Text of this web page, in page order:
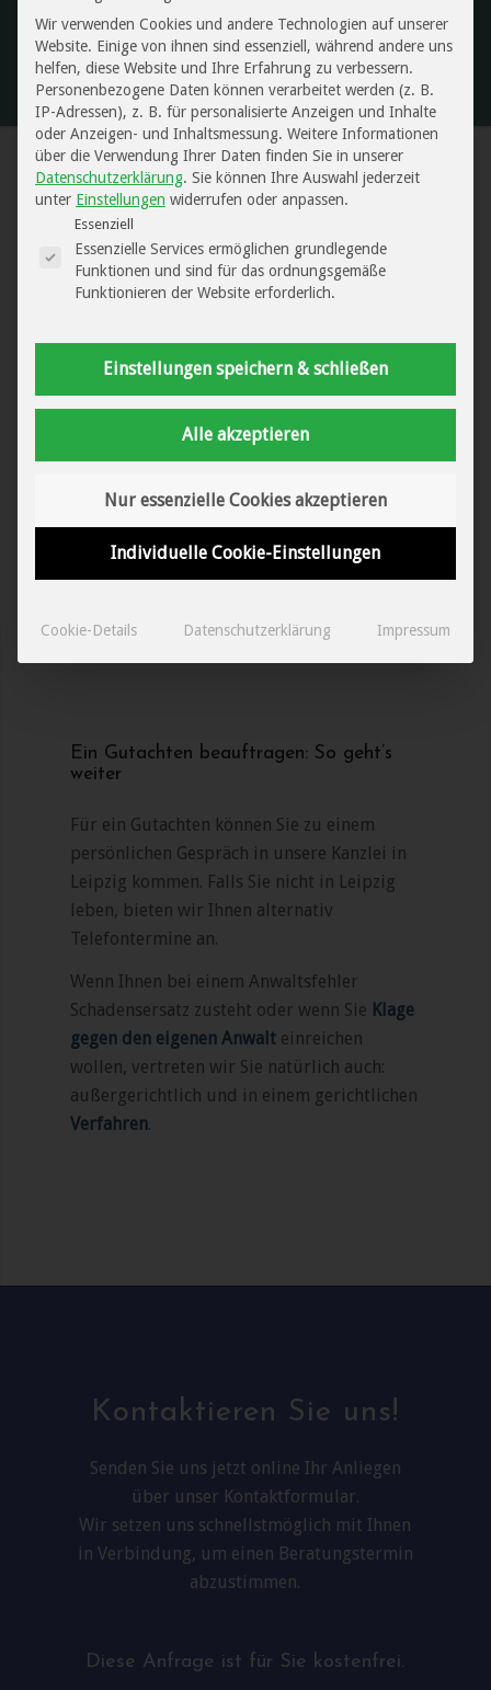
Gesprächstermin vereinbaren
Welche Kosten kommen auf Sie zu?
Sie wollen es genau wissen: ob Ihnen
gegen den eigenen Anwalt einreichen
können. Dann fragen Sie sich natürlich auch,
was wir für ein Gutachten berechnen
Aufwand und auf den Umfang der zu
prüfenden Unterlagen. Grit Lehmann
informiert Sie über die möglichen Kosten.
welchem Honorar Sie rechnen sollten.
Ein Gutachten beauftragen: So geht’s
weiter
Für ein Gutachten können Sie zu einem
persönlichen Gespräch in unsere Kanzlei in
Leipzig kommen. Falls Sie nicht in Leipzig
leben, bieten wir Ihnen alternativ
Telefontermine an.
Wenn Ihnen bei einem Anwaltsfehler
Schadensersatz zusteht oder wenn Sie Klage
gegen den eigenen Anwalteinreichen
wollen, vertreten wir Sie natürlich auch:
außergerichtlich und in einem gerichtlichen
Verfahren.
Kontaktieren Sie uns!
Senden Sie uns jetzt online Ihr Anliegen
über unser Kontaktformular.
Wir setzen uns schnellstmöglich mit Ihnen
in Verbindung, um einen Beratungstermin
abzustimmen.
Diese Anfrage ist für Sie kostenfrei.
Wir verwenden Cookies und andere Technologien auf unserer
Website. Einige von ihnen sind essenziell, während andere uns
helfen, diese Website und Ihre Erfahrung zu verbessern.
Personenbezogene Daten können verarbeitet werden (z. B.
IP-Adressen), z. B. für personalisierte Anzeigen und Inhalte
oder Anzeigen- und Inhaltsmessung. Weitere Informationen
über die Verwendung Ihrer Daten finden Sie in unserer
Datenschutzerklärung. Sie können Ihre Auswahl jederzeit
unter Einstellungen widerrufen oder anpassen.
Es folgt eine Liste der Service-Gruppen, für
Essenziell
Essenzielle Services ermöglichen grundlegende
Funktionen und sind für das ordnungsgemäße
Funktionieren der Website erforderlich.
Einstellungen speichern & schließen
Alle akzeptieren
Nur essenzielle Cookies akzeptieren
Individuelle Cookie-Einstellungen
Cookie-Details Datenschutzerklärung Impressum